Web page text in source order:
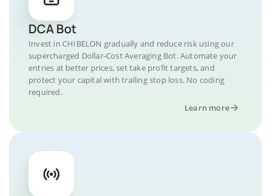
DCA Bot
Invest in CHIBELON gradually and reduce risk using our
supercharged Dollar-Cost Averaging Bot. Automate your
entries at better prices, set take profit targets, and
protect your capital with trailing stop loss. No coding
required.
Learn more